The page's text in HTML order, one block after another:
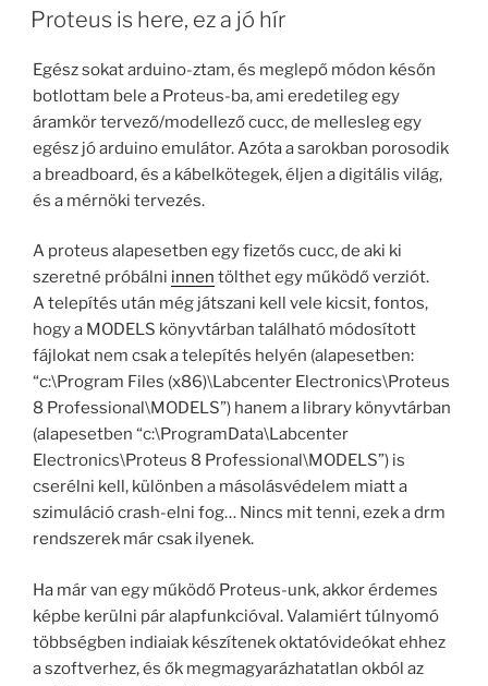
ON
Proteus is here, ez a jó hír
Egész sokat arduino-ztam, és meglepő módon későn
botlottam bele a Proteus-ba, ami eredetileg egy
áramkör tervező/modellező cucc, de mellesleg egy
egész jó arduino emulátor. Azóta a sarokban porosodik
a breadboard, és a kábelkötegek, éljen a digitális világ,
és a mérnöki tervezés.
A proteus alapesetben egy fizetős cucc, de aki ki
szeretné próbálni innen tölthet egy működő verziót.
A telepítés után még játszani kell vele kicsit, fontos,
hogy a MODELS könyvtárban található módosított
fájlokat nem csak a telepítés helyén (alapesetben:
“c:\Program Files (x86)\Labcenter Electronics\Proteus
8 Professional\MODELS”) hanem a library könyvtárban
(alapesetben “c:\ProgramData\Labcenter
Electronics\Proteus 8 Professional\MODELS”) is
cserélni kell, különben a másolásvédelem miatt a
szimuláció crash-elni fog… Nincs mit tenni, ezek a drm
rendszerek már csak ilyenek.
Ha már van egy működő Proteus-unk, akkor érdemes
képbe kerülni pár alapfunkcióval. Valamiért túlnyomó
többségben indiaiak készítenek oktatóvideókat ehhez
a szoftverhez, és ők megmagyarázhatatlan okból az